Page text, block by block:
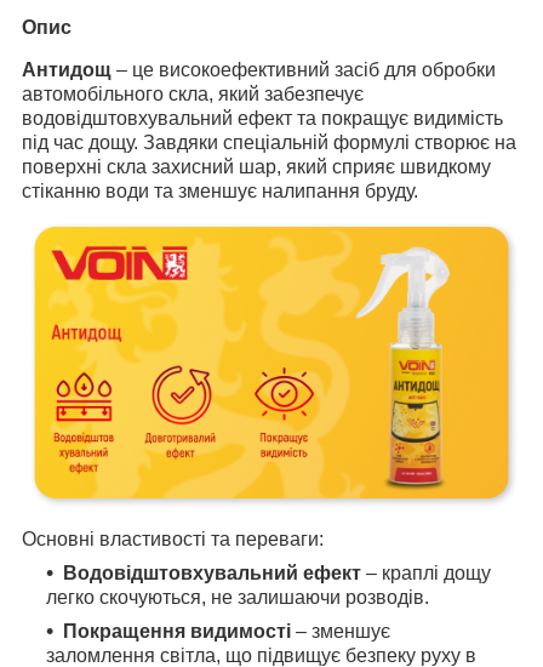
Опис
Антидощ – це високоефективний засіб для обробки
автомобільного скла, який забезпечує
водовідштовхувальний ефект та покращує видимість
під час дощу. Завдяки спеціальній формулі створює на
поверхні скла захисний шар, який сприяє швидкому
стіканню води та зменшує налипання бруду.
Основні властивості та переваги:
Водовідштовхувальний ефект – краплі дощу
легко скочуються, не залишаючи розводів.
Покращення видимості – зменшує
заломлення світла, що підвищує безпеку руху в